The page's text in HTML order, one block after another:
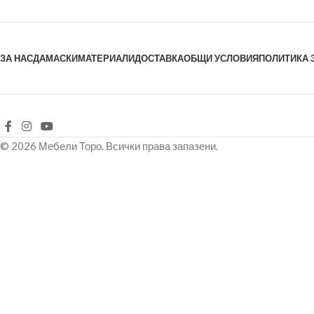
ЗА НАСДАМАСКИМАТЕРИАЛИДОСТАВКАОБЩИ УСЛОВИЯПОЛИТИКА
© 2026 Мебели Торо. Всички права запазени.